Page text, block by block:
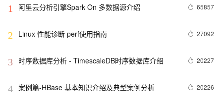
1 阿里云分析引擎Spark On 多数据源介绍 65857
2 Linux 性能诊断 perf使用指南 27092
3 时序数据库分析 - TimescaleDB时序数据库介绍 20227
4 案例篇-HBase 基本知识介绍及典型案例分析 20226